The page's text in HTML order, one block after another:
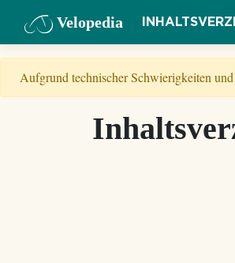
Velopedia
Aufgrund technischer Schwierigkeiten